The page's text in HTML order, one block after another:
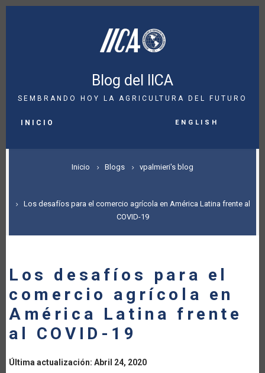
Pasar
Blog del IICA
SEMBRANDO HOY LA AGRICULTURA DEL FUTURO
NAVIGATION
INICIO English
SOBRESCRIBIR
DE
AYUDA
LA
NAVEGACIÓN
Inicio Blogs vpalmieri's blog
Los desafíos para el comercio agrícola en América Latina frente al
COVID-19
Los desafíos para el
comercio agrícola en
América Latina frente
al COVID-19
Última actualización: Abril 24, 2020